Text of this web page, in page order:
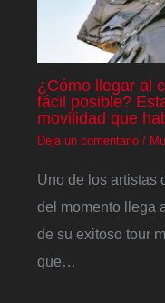
¿Cómo llegar al
fácil posible?
movilidad que
Deja un comentario /
Uno de los artistas
del momento llega
de su exitoso tour
que…